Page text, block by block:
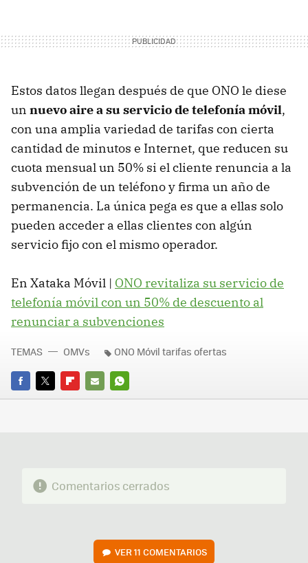
Estos datos llegan después de que ONO le diese
un nuevo aire a su servicio de telefonía móvil,
con una amplia variedad de tarifas con cierta
cantidad de minutos e Internet, que reducen su
cuota mensual un 50% si el cliente renuncia a la
subvención de un teléfono y firma un año de
permanencia. La única pega es que a ellas solo
pueden acceder a ellas clientes con algún
servicio fijo con el mismo operador.
En Xataka Móvil | ONO revitaliza su servicio de
telefonía móvil con un 50% de descuento al
renunciar a subvenciones
FACEBOOK
TWITTERFLIPBOARD
E-
WHATSAPP
TEMAS OMVs ONO Móvil tarifas ofertas
Comentarios cerrados
VER 11 COMENTARIOS